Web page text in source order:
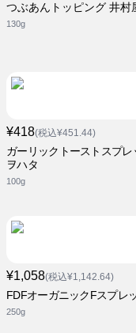
つぶあんトッピング 井村
130g
¥418(税込¥451.44)
ガーリックトーストスプレ
ヲハタ
100g
¥1,058(税込¥1,142.64)
FDFオーガニックFスプレ
250g